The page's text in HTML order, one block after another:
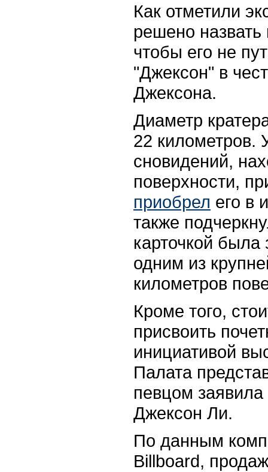
Как отметили
решено
чтобы его не
"Джексон" в
Джексона.
Диаметр
22 километров.
сновидений,
поверхности,
приобрел его в
также
карточкой
одним из
километров
Кроме того,
присвоить
инициативой
Палата
певцом
Джексон Ли.
По данным
Billboard,